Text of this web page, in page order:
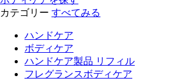
カテゴリー すべてみる
ハンドケア
ボディケア
ハンドケア製品 リフィル
フレグランスボディケア